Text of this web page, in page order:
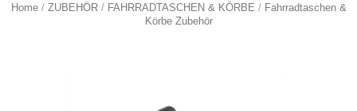
Home/ ZUBEHÖR/ FAHRRADTASCHEN & KÖRBE / Fahrradtaschen &
Körbe Zubehör